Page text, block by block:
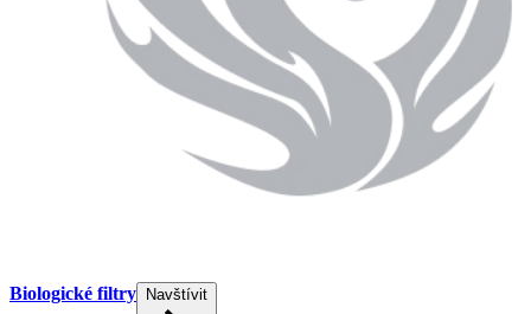
Biologické filtry Navštívit